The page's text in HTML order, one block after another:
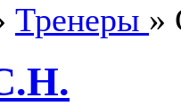
Тренеры »